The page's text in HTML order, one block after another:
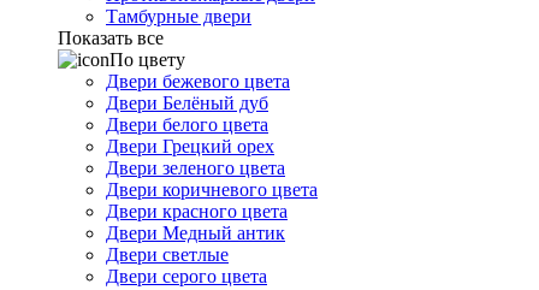
Тамбурные двери
Показать все
По цвету
Двери бежевого цвета
Двери Белёный дуб
Двери белого цвета
Двери Грецкий орех
Двери зеленого цвета
Двери коричневого цвета
Двери красного цвета
Двери Медный антик
Двери светлые
Двери серого цвета